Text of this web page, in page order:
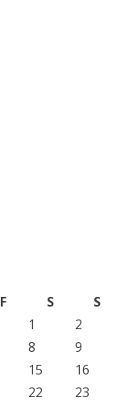
F S
S
1
2
8
9
15
16
22
23